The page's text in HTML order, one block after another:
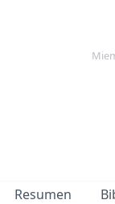
Resumen